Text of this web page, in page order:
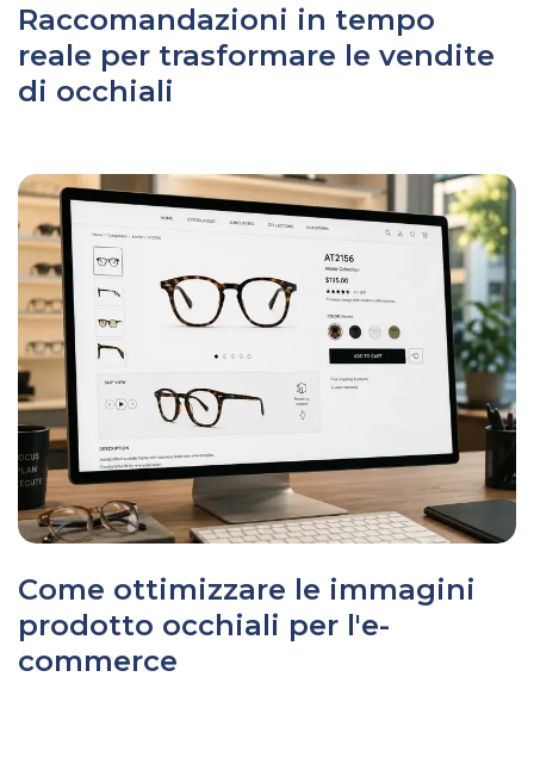
Raccomandazioni in tempo
reale per trasformare le vendite
di occhiali
Come ottimizzare le immagini
prodotto occhiali per l'e-
commerce